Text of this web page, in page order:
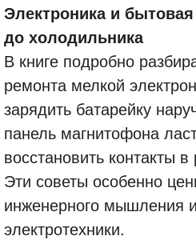
Электроника и
до холодильника
В книге подробно
ремонта мелкой
зарядить батарейку
панель магнитофона
восстановить контакты
Эти советы особенно
инженерного мышления
электротехники.